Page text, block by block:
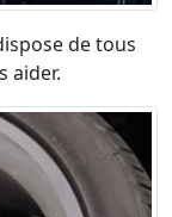
de tous
aider.